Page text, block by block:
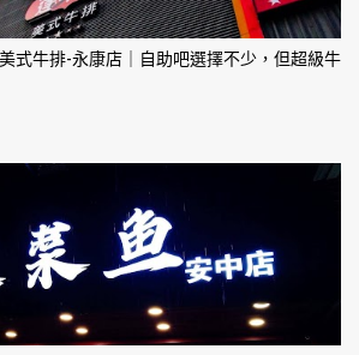
式牛排-永康店｜自助吧選擇不少，但超級牛